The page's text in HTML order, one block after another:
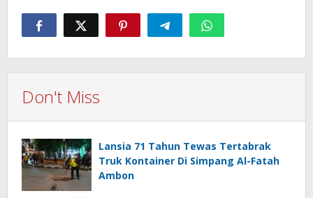
Don't Miss
Lansia 71 Tahun Tewas Tertabrak
Truk Kontainer Di Simpang Al-Fatah
Ambon